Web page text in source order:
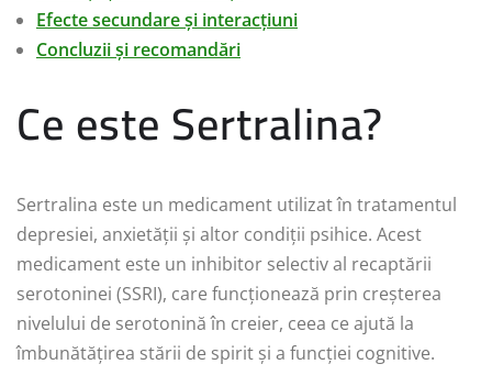
Efecte secundare și interacțiuni
Concluzii și recomandări
Ce este Sertralina?
Sertralina este un medicament utilizat în tratamentul
depresiei, anxietății și altor condiții psihice. Acest
medicament este un inhibitor selectiv al recaptării
serotoninei (SSRI), care funcționează prin creșterea
nivelului de serotonină în creier, ceea ce ajută la
îmbunătățirea stării de spirit și a funcției cognitive.